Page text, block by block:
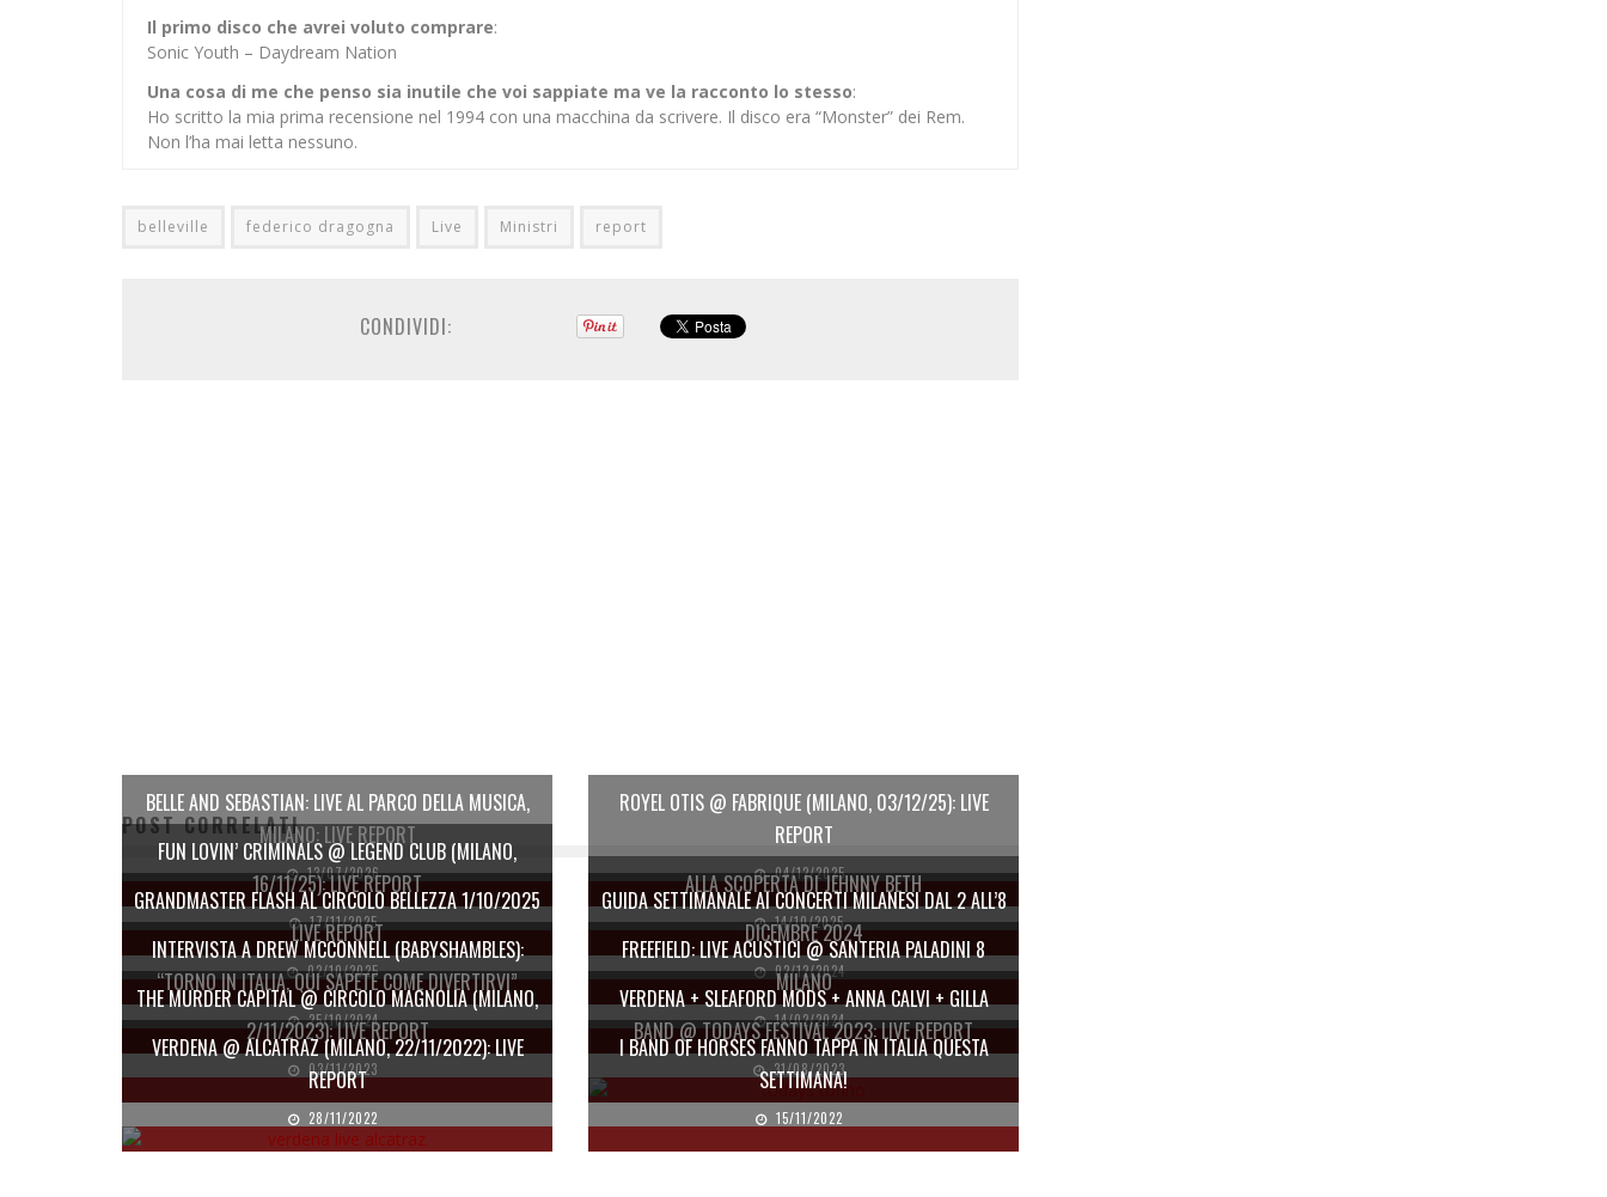
Il primo disco che avrei voluto comprare:
Sonic Youth – Daydream Nation
Una cosa di me che penso sia inutile che voi sappiate ma ve la racconto lo stesso:
Ho scritto la mia prima recensione nel 1994 con una macchina da scrivere. Il disco era “Monster” dei Rem.
Non l’ha mai letta nessuno.
belleville federico dragogna Live Ministri report
CONDIVIDI:
POST CORRELATI
BELLE AND SEBASTIAN: LIVE AL PARCO DELLA MUSICA,
MILANO: LIVE REPORT
13/07/2026
ROYEL OTIS @ FABRIQUE (MILANO, 03/12/25): LIVE
REPORT
04/12/2025
FUN LOVIN’ CRIMINALS @ LEGEND CLUB (MILANO,
16/11/25): LIVE REPORT
17/11/2025
ALLA SCOPERTA DI JEHNNY BETH
14/10/2025
GRANDMASTER FLASH AL CIRCOLO BELLEZZA 1/10/2025
LIVE REPORT
02/10/2025
GUIDA SETTIMANALE AI CONCERTI MILANESI DAL 2 ALL’8
DICEMBRE 2024
02/12/2024
INTERVISTA A DREW MCCONNELL (BABYSHAMBLES):
“TORNO IN ITALIA, QUI SAPETE COME DIVERTIRVI”
25/10/2024
FREEFIELD: LIVE ACUSTICI @ SANTERIA PALADINI 8
MILANO
14/02/2024
THE MURDER CAPITAL @ CIRCOLO MAGNOLIA (MILANO,
2/11/2023): LIVE REPORT
03/11/2023
VERDENA + SLEAFORD MODS + ANNA CALVI + GILLA
BAND @ TODAYS FESTIVAL 2023: LIVE REPORT
31/08/2023
VERDENA @ ALCATRAZ (MILANO, 22/11/2022): LIVE
REPORT
28/11/2022
I BAND OF HORSES FANNO TAPPA IN ITALIA QUESTA
SETTIMANA!
15/11/2022